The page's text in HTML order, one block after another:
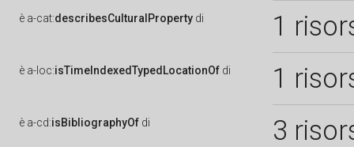
è a-cat:describesCulturalProperty di 1
è a-loc:isTimeIndexedTypedLocationOf di 1
è a-cd:isBibliographyOf di 3